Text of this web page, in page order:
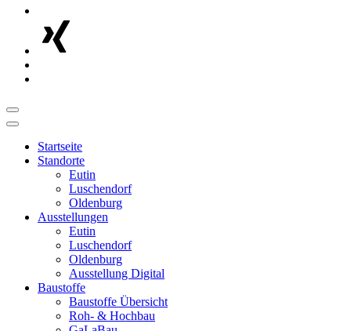
Startseite
Standorte
Eutin
Luschendorf
Oldenburg
Ausstellungen
Eutin
Luschendorf
Oldenburg
Ausstellung Digital
Baustoffe
Baustoffe Übersicht
Roh- & Hochbau